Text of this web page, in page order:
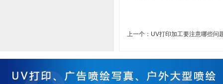
上一个： UV打印加工要注意哪些问